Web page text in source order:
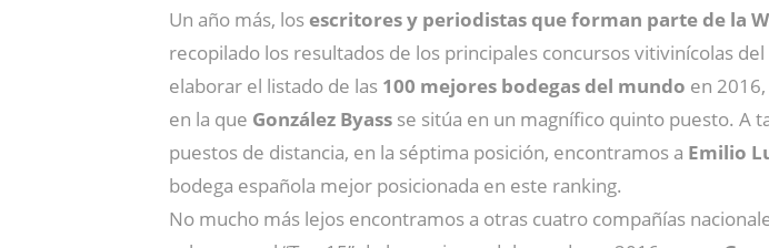
Un año más, losescritores y periodistas que forman parte de la
recopilado los resultados de los principales concursos vitivinícolas
elaborar el listado de las 100 mejores bodegas del mundo en
en la que González Byass se sitúa en un magnífico quinto puesto. A
puestos de distancia, en la séptima posición, encontramos a Emilio
bodega española mejor posicionada en este ranking.
No mucho más lejos encontramos a otras cuatro compañías